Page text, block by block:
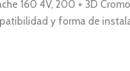
160 4V, 200 + 3D
y forma de